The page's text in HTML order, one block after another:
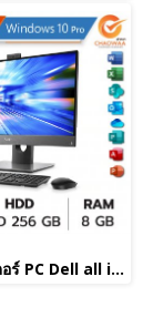
เช่าคอมพิวเตอร์ PC Dell all in one Corei5